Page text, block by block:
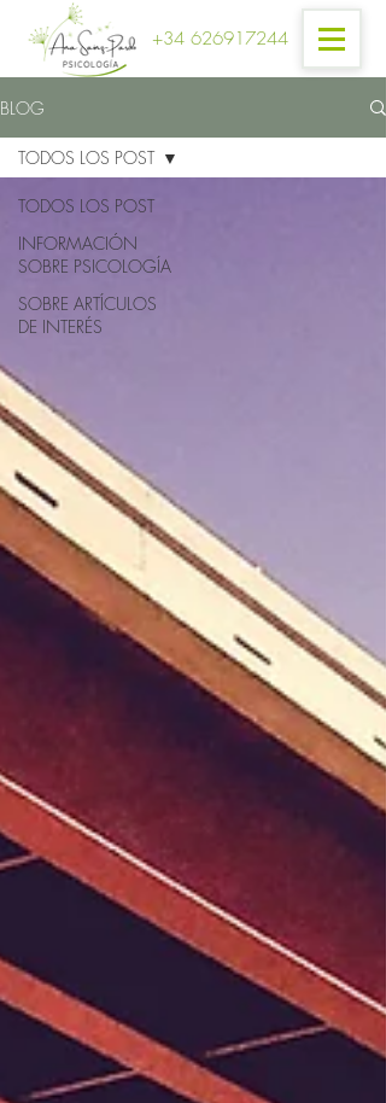
+34 626917244
BLOG
TODOS LOS POST
INFORMACIÓN
SOBRE PSICOLOGÍA
SOBRE ARTÍCULOS
DE INTERÉS
TODOS LOS POST